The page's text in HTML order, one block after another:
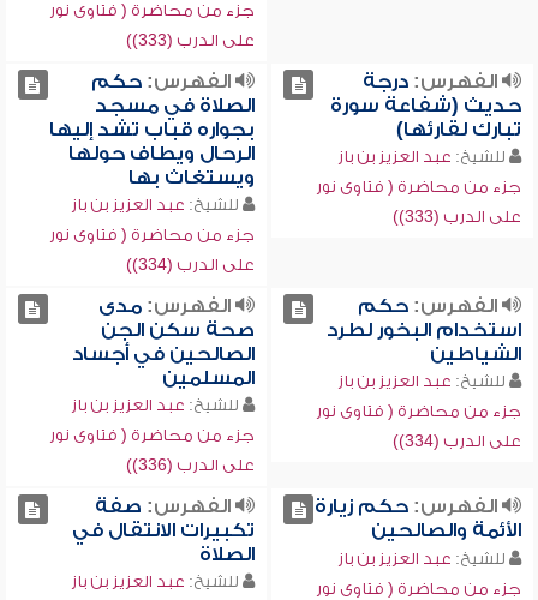
جزء من محاضرة ( فتاوى نور
على الدرب (333))
الفهرس:درجة
حديث (شفاعة سورة
تبارك لقارئها)
للشيخ: عبد العزيز بن باز
جزء من محاضرة ( فتاوى نور
على الدرب (333))
الفهرس:حكم
الصلاة في مسجد
بجواره قباب تشد إليها
الرحال ويطاف حولها
ويستغاث بها
للشيخ: عبد العزيز بن باز
جزء من محاضرة ( فتاوى نور
على الدرب (334))
الفهرس:حكم
استخدام البخور لطرد
الشياطين
للشيخ: عبد العزيز بن باز
جزء من محاضرة ( فتاوى نور
على الدرب (334))
الفهرس:مدى
صحة سكن الجن
الصالحين في أجساد
المسلمين
للشيخ: عبد العزيز بن باز
جزء من محاضرة ( فتاوى نور
على الدرب (336))
الفهرس:حكم زيارة
الأئمة والصالحين
للشيخ: عبد العزيز بن باز
جزء من محاضرة ( فتاوى نور
الفهرس: صفة
تكبيرات الانتقال في
الصلاة
للشيخ: عبد العزيز بن باز